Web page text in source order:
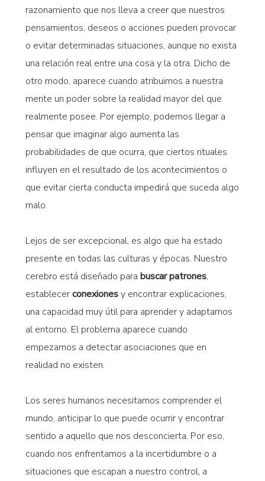
razonamiento que nos lleva a creer que nuestros
pensamientos, deseos o acciones pueden provocar
o evitar determinadas situaciones, aunque no exista
una relación real entre una cosa y la otra. Dicho de
otro modo, aparece cuando atribuimos a nuestra
mente un poder sobre la realidad mayor del que
realmente posee. Por ejemplo, podemos llegar a
pensar que imaginar algo aumenta las
probabilidades de que ocurra, que ciertos rituales
influyen en el resultado de los acontecimientos o
que evitar cierta conducta impedirá que suceda algo
malo.
Lejos de ser excepcional, es algo que ha estado
presente en todas las culturas y épocas. Nuestro
cerebro está diseñado para buscar patrones,
establecerconexionesy encontrar explicaciones,
una capacidad muy útil para aprender y adaptarnos
al entorno. El problema aparece cuando
empezamos a detectar asociaciones que en
realidad no existen.
Los seres humanos necesitamos comprender el
mundo, anticipar lo que puede ocurrir y encontrar
sentido a aquello que nos desconcierta. Por eso,
cuando nos enfrentamos a la incertidumbre o a
situaciones que escapan a nuestro control, a